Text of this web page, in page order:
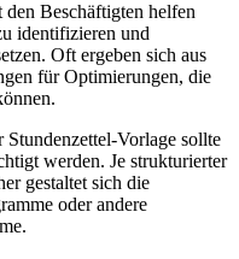
den Beschäftigten helfen
identifizieren und
Oft ergeben sich aus
für Optimierungen, die
Vorlage sollte
werden. Je strukturierter
gestaltet sich die
oder andere